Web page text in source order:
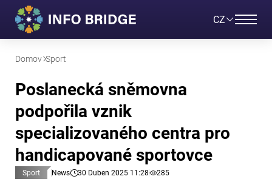
CZ
Domov Sport
Poslanecká sněmovna
podpořila vznik
specializovaného centra pro
handicapované sportovce​
Sport News 30 Duben 2025 11:28 285